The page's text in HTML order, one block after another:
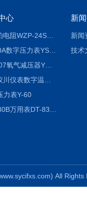
心
隔爆铂电阻WZP-24SA隔爆铂电阻WZP-24SA/Pt100
YS-60A数字压力表YS-60A
YQY-07氧气减压器YQY-07
力表Y-60
新
新闻
技术
All